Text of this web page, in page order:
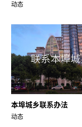
动态
本埠城乡联系办法
动态